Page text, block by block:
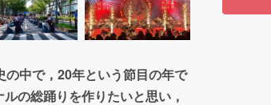
中で，20年という節目の年で
の総踊りを作りたいと思い，